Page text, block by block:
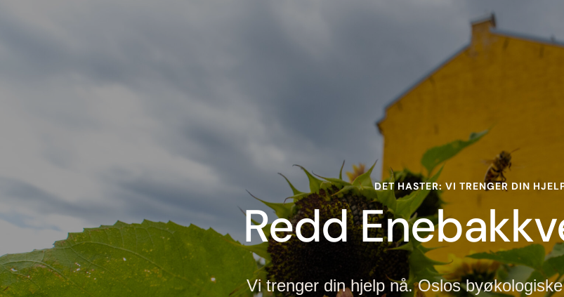
DET HASTER: VI TRENGER DIN
Redd
Vi trenger din hjelp nå. Oslos